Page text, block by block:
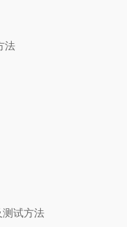
法
试方法